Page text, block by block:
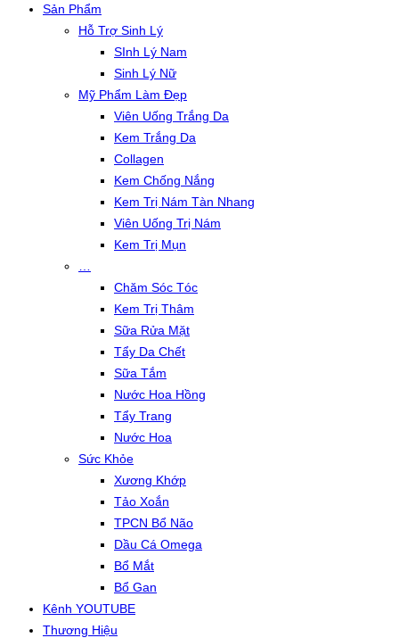
Sản Phẩm
Hỗ Trợ Sinh Lý
SInh Lý Nam
Sinh Lý Nữ
Mỹ Phẩm Làm Đẹp
Viên Uống Trắng Da
Kem Trắng Da
Collagen
Kem Chống Nắng
Kem Trị Nám Tàn Nhang
Viên Uống Trị Nám
Kem Trị Mụn
Chăm Sóc Tóc
Kem Trị Thâm
Sữa Rửa Mặt
Tẩy Da Chết
Sữa Tắm
Nước Hoa Hồng
Tẩy Trang
Nước Hoa
Sức Khỏe
Xương Khớp
Tảo Xoắn
TPCN Bổ Não
Dầu Cá Omega
Bổ Mắt
Bổ Gan
Kênh YOUTUBE
Thương Hiệu